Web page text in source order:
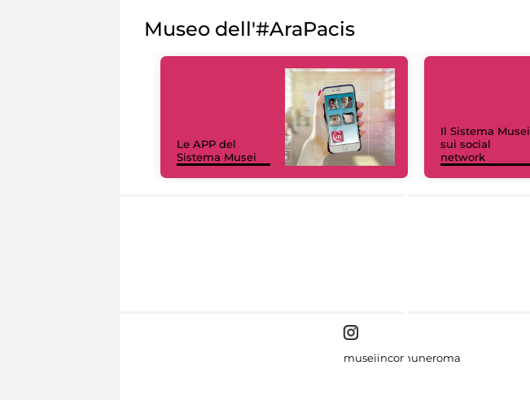
Museo dell'#AraPacis
Le APP del
Sistema Musei
Il Sistema Musei
sui social
network
museiincomuneroma